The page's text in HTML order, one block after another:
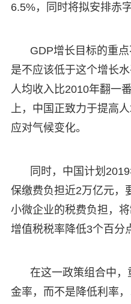
6.5%，同时将拟安排赤
GDP增长目标的重
是不应该低于这个增长
人均收入比2010年翻一
上，中国正致力于提高
应对气候变化。
同时，中国计划
保缴费负担近2万亿元，
小微企业的税费负担，
增值税税率降低3个百分
在这一政策组合中
金率，而不是降低利率